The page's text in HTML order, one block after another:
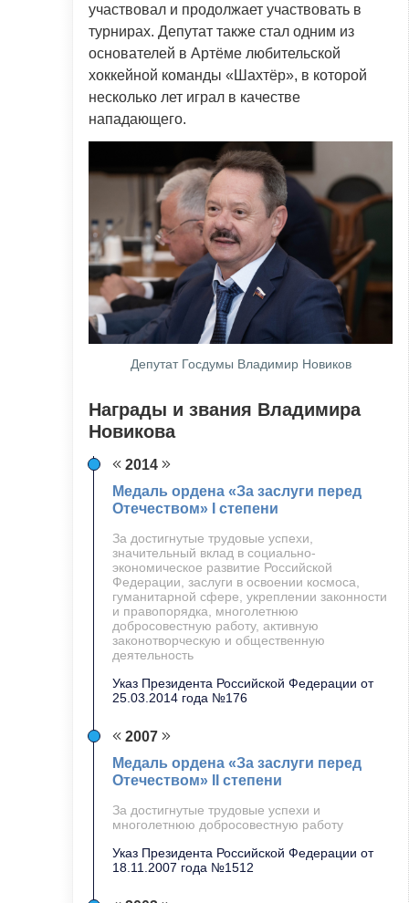
участвовал и продолжает участвовать в
турнирах. Депутат также стал одним из
основателей в Артёме любительской
хоккейной команды «Шахтёр», в которой
несколько лет играл в качестве
нападающего.
Депутат Госдумы Владимир Новиков
Награды и звания Владимира
Новикова
2014
Медаль ордена «За заслуги перед
Отечеством» I степени
За достигнутые трудовые успехи,
значительный вклад в социально-
экономическое развитие Российской
Федерации, заслуги в освоении космоса,
гуманитарной сфере, укреплении законности
и правопорядка, многолетнюю
добросовестную работу, активную
законотворческую и общественную
деятельность
Указ Президента Российской Федерации от
25.03.2014 года №176
2007
Медаль ордена «За заслуги перед
Отечеством» II степени
За достигнутые трудовые успехи и
многолетнюю добросовестную работу
Указ Президента Российской Федерации от
18.11.2007 года №1512